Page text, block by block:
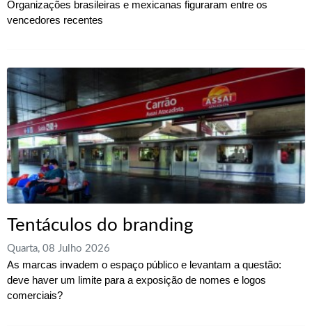
Organizações brasileiras e mexicanas figuraram entre os
vencedores recentes
Tentáculos do branding
Quarta, 08 Julho 2026
As marcas invadem o espaço público e levantam a questão:
deve haver um limite para a exposição de nomes e logos
comerciais?